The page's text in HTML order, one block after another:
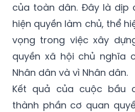
của toàn dân. Đây là dịp
hiện quyền làm chủ, thể
vọng trong việc xây
quyền xã hội chủ nghĩa
Nhân dân và vì Nhân dân.
Kết quả của cuộc bầu
thành phần cơ quan